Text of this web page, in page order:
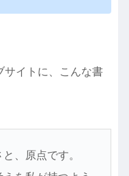
サイトに、こんな書
、原点です。